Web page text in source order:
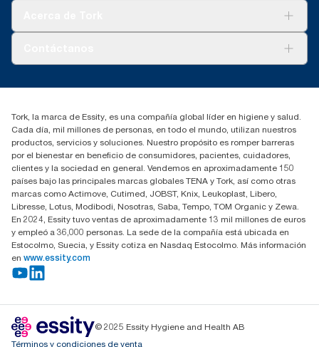
91 657 84 00
Tork, la marca de Essity, es una compañía global líder en higiene y salud.
Cada día, mil millones de personas, en todo el mundo, utilizan nuestros
productos, servicios y soluciones. Nuestro propósito es romper barreras
por el bienestar en beneficio de consumidores, pacientes, cuidadores,
clientes y la sociedad en general. Vendemos en aproximadamente 150
países bajo las principales marcas globales TENA y Tork, así como otras
marcas como Actimove, Cutimed, JOBST, Knix, Leukoplast, Libero,
Libresse, Lotus, Modibodi, Nosotras, Saba, Tempo, TOM Organic y Zewa.
En 2024, Essity tuvo ventas de aproximadamente 13 mil millones de euros
y empleó a 36,000 personas. La sede de la compañía está ubicada en
Estocolmo, Suecia, y Essity cotiza en Nasdaq Estocolmo. Más información
en www.essity.com
© 2025 Essity Hygiene and Health AB
Términos y condiciones de venta